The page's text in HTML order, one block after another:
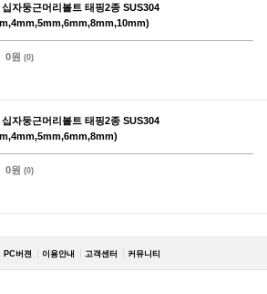
십자둥근머리볼트 태핑2종 SUS304
0원 (0)
십자둥근머리볼트 태핑2종 SUS304
0원 (0)
PC버젼 이용안내 고객센터 커뮤니티